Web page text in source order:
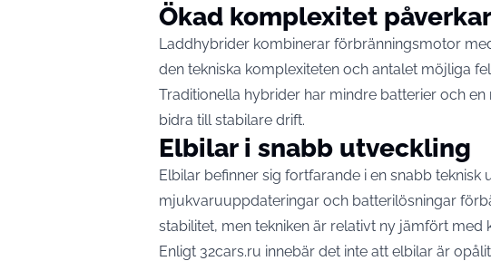
Ökad komplexitet påverkar
Laddhybrider kombinerar förbränningsmotor
den tekniska komplexiteten och antalet möjliga
Traditionella hybrider har mindre batterier och
bidra till stabilare drift.
Elbilar i snabb utveckling
Elbilar befinner sig fortfarande i en snabb teknisk
mjukvaruuppdateringar och batterilösningar
stabilitet, men tekniken är relativt ny jämfört med
Enligt 32cars.ru innebär det inte att elbilar är